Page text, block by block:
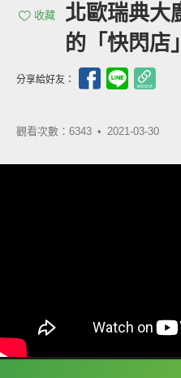
收藏
北歐瑞典大
的「快閃店
分享給好友：
觀看次數：6343 • 2021-03-30